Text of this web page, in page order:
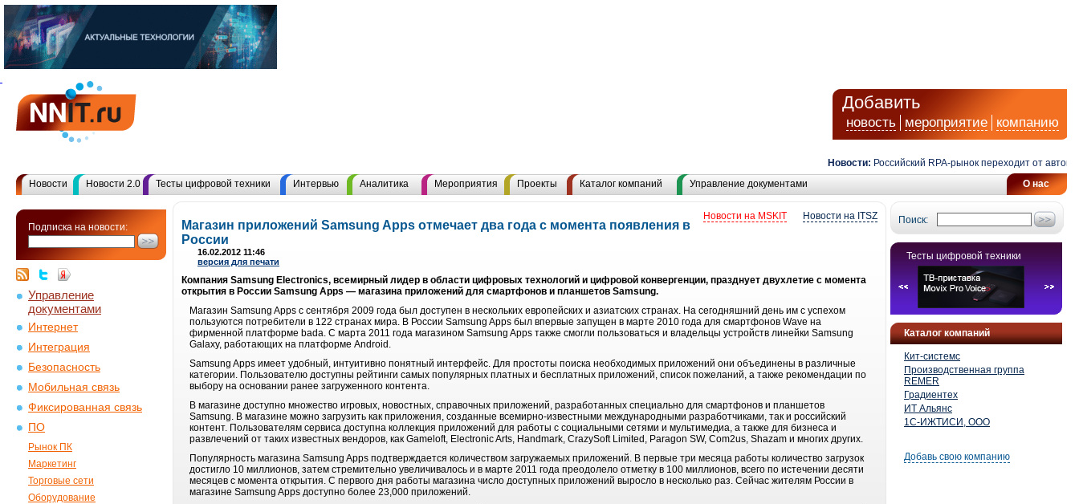
Добавить
новость мероприятие компанию
Новости: Российский RPA-рынок переходит от
О нас
Новости Новости 2.0 Тесты цифровой техники Интервью Аналитика Мероприятия Проекты Каталог компаний Управление документами
Подписка на новости:
Управление
документами
Интернет
Интеграция
Безопасность
Мобильная связь
Фиксированная связь
ПО
Рынок ПК
Маркетинг
Торговые сети
Оборудование
Поиск:
Тесты цифровой техники
Каталог компаний
Кит-системс
Производственная группа
REMER
Градиентех
ИТ Альянс
1С-ИЖТИСИ, ООО
Добавь свою компанию
Новости на ITSZ
Новости на MSKIT
Магазин приложений Samsung Apps отмечает два года с момента появления в
России
16.02.2012 11:46
версия для печати
Компания Samsung Electronics, всемирный лидер в области цифровых технологий и цифровой конвергенции, празднует двухлетие с момента
открытия в России Samsung Apps — магазина приложений для смартфонов и планшетов Samsung.
Магазин Samsung Apps с сентября 2009 года был доступен в нескольких европейских и азиатских странах. На сегодняшний день им с успехом
пользуются потребители в 122 странах мира. В России Samsung Apps был впервые запущен в марте 2010 года для смартфонов Wave на
фирменной платформе bada. С марта 2011 года магазином Samsung Apps также смогли пользоваться и владельцы устройств линейки Samsung
Galaxy, работающих на платформе Android.
Samsung Apps имеет удобный, интуитивно понятный интерфейс. Для простоты поиска необходимых приложений они объединены в различные
категории. Пользователю доступны рейтинги самых популярных платных и бесплатных приложений, список пожеланий, а также рекомендации по
выбору на основании ранее загруженного контента.
В магазине доступно множество игровых, новостных, справочных приложений, разработанных специально для смартфонов и планшетов
Samsung. В магазине можно загрузить как приложения, созданные всемирно-известными международными разработчиками, так и российский
контент. Пользователям сервиса доступна коллекция приложений для работы с социальными сетями и мультимедиа, а также для бизнеса и
развлечений от таких известных вендоров, как Gameloft, Electronic Arts, Handmark, CrazySoft Limited, Paragon SW, Com2us, Shazam и многих других.
Популярность магазина Samsung Apps подтверждается количеством загружаемых приложений. В первые три месяца работы количество загрузок
достигло 10 миллионов, затем стремительно увеличивалось и в марте 2011 года преодолело отметку в 100 миллионов, всего по истечении десяти
месяцев с момента открытия. С первого дня работы магазина число доступных приложений выросло в несколько раз. Сейчас жителям России в
магазине Samsung Apps доступно более 23,000 приложений.